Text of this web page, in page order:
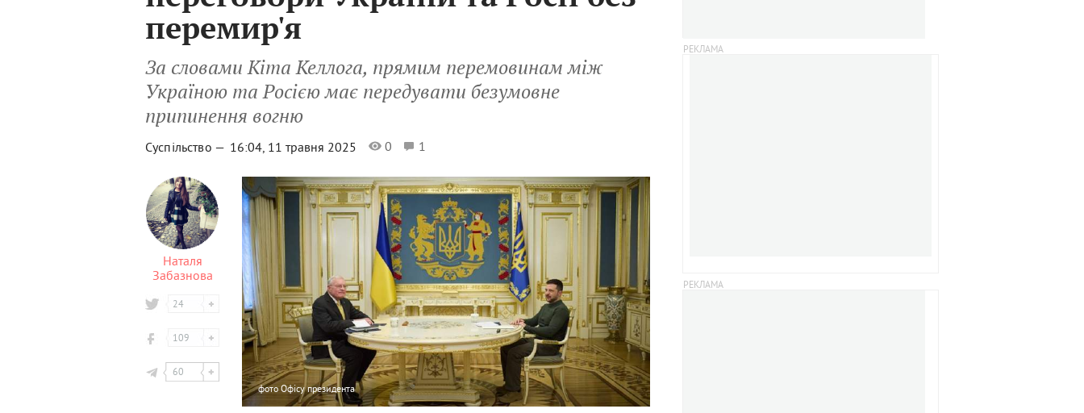
перемир'я
За словами Кіта Келлога, прямим перемовинам між
Україною та Росією має передувати безумовне
припинення вогню
Суспільство — 16:04, 11 травня 2025 0 1
Наталя
Забазнова
24
109
60
фото Офісу президента